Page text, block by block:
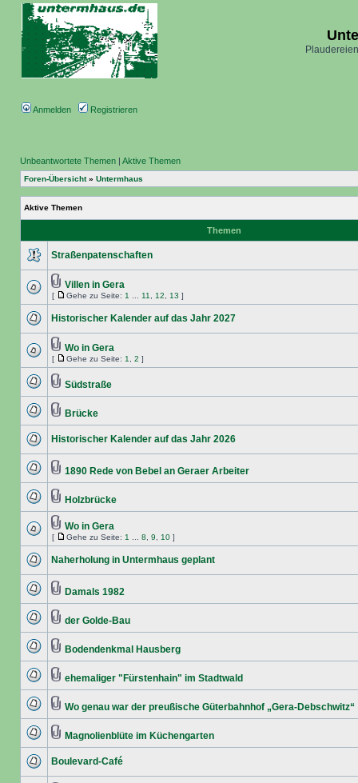
Anmelden Registrieren
Unbeantwortete Themen | Aktive Themen
Foren-Übersicht» Untermhaus
Aktive Themen
Themen
Straßenpatenschaften
Villen in Gera
[ Gehe zu Seite: 1 11 12 13 ]
Historischer Kalender auf das Jahr 2027
Wo in Gera
[ Gehe zu Seite: 1 2 ]
Südstraße
Brücke
Historischer Kalender auf das Jahr 2026
1890 Rede von Bebel an Geraer Arbeiter
Holzbrücke
Wo in Gera
[ Gehe zu Seite: 1 8 9 10 ]
Naherholung in Untermhaus geplant
Damals 1982
der Golde-Bau
Bodendenkmal Hausberg
ehemaliger "Fürstenhain" im Stadtwald
Wo genau war der preußische Güterbahnhof „Gera-Debschwitz“
Magnolienblüte im Küchengarten
Boulevard-Café